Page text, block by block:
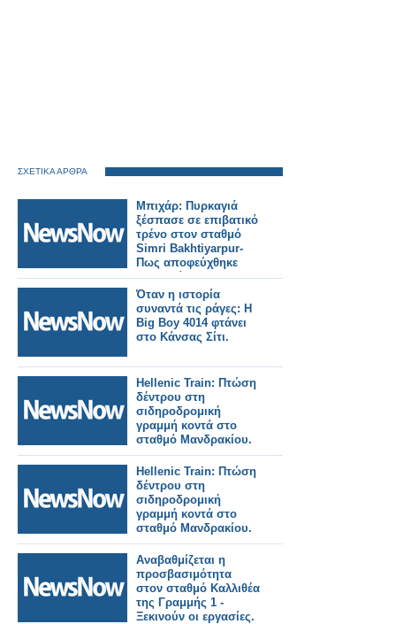
ΣΧΕΤΙΚΑ ΑΡΘΡΑ
Μπιχάρ: Πυρκαγιά
ξέσπασε σε επιβατικό
τρένο στον σταθμό
Simri Bakhtiyarpur-
Πως αποφεύχθηκε
τραγωδία.
Όταν η ιστορία
συναντά τις ράγες: Η
Big Boy 4014 φτάνει
στο Κάνσας Σίτι.
Hellenic Train: Πτώση
δέντρου στη
σιδηροδρομική
γραμμή κοντά στο
σταθμό Μανδρακίου.
Hellenic Train: Πτώση
δέντρου στη
σιδηροδρομική
γραμμή κοντά στο
σταθμό Μανδρακίου.
Αναβαθμίζεται η
προσβασιμότητα
στον σταθμό Καλλιθέα
της Γραμμής 1 -
Ξεκινούν οι εργασίες.